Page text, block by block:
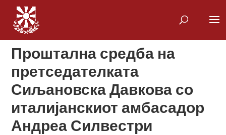
Проштална средба на
претседателката
Сиљановска Давкова со
италијанскиот амбасадор
Андреа Силвестри